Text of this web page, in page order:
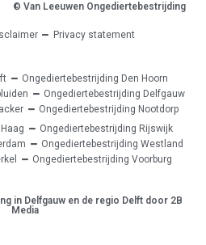
© Van Leeuwen Ongediertebestrijding
Privacy statement
Ongediertebestrijding Den Hoorn
Ongediertebestrijding Delfgauw
Ongediertebestrijding Nootdorp
Ongediertebestrijding Rijswijk
Ongediertebestrijding Westland
Ongediertebestrijding Voorburg
in Delfgauw en de regio Delft door 2B
Media